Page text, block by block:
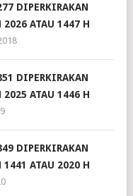
DIPERKIRAKAN
2026 ATAU 1447 H
DIPERKIRAKAN
2025 ATAU 1446 H
DIPERKIRAKAN
1441 ATAU 2020 H